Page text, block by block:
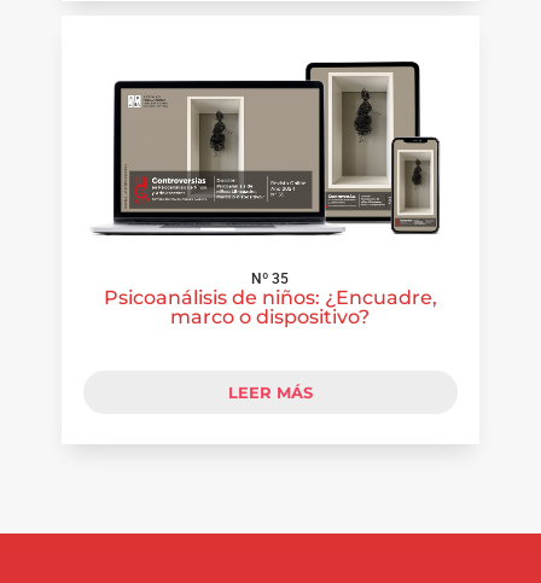
Nº 35
Psicoanálisis de niños: ¿Encuadre,
marco o dispositivo?
LEER MÁS